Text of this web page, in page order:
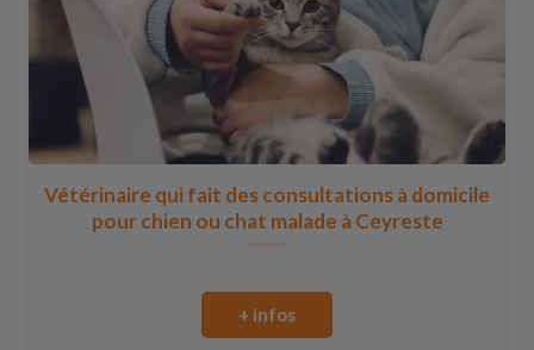
Vétérinaire qui fait des consultations à domicile
pour chien ou chat malade à Ceyreste
+ infos